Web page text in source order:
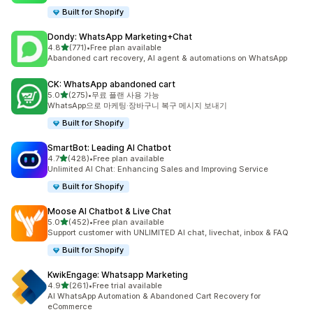
Built for Shopify
Dondy: WhatsApp Marketing+Chat
4.8별 5개 중
(771)
총 리뷰 771개
•Free plan available
Abandoned cart recovery, AI agent & automations on WhatsApp
CK: WhatsApp abandoned cart
5.0별 5개 중
(275)
총 리뷰 275개
•무료 플랜 사용 가능
WhatsApp으로 마케팅·장바구니 복구 메시지 보내기
Built for Shopify
SmartBot: Leading AI Chatbot
4.7별 5개 중
(428)
총 리뷰 428개
•Free plan available
Unlimited AI Chat: Enhancing Sales and Improving Service
Built for Shopify
Moose AI Chatbot & Live Chat
5.0별 5개 중
(452)
총 리뷰 452개
•Free plan available
Support customer with UNLIMITED AI chat, livechat, inbox & FAQ
Built for Shopify
KwikEngage: Whatsapp Marketing
4.9별 5개 중
(261)
총 리뷰 261개
•Free trial available
AI WhatsApp Automation & Abandoned Cart Recovery for
eCommerce